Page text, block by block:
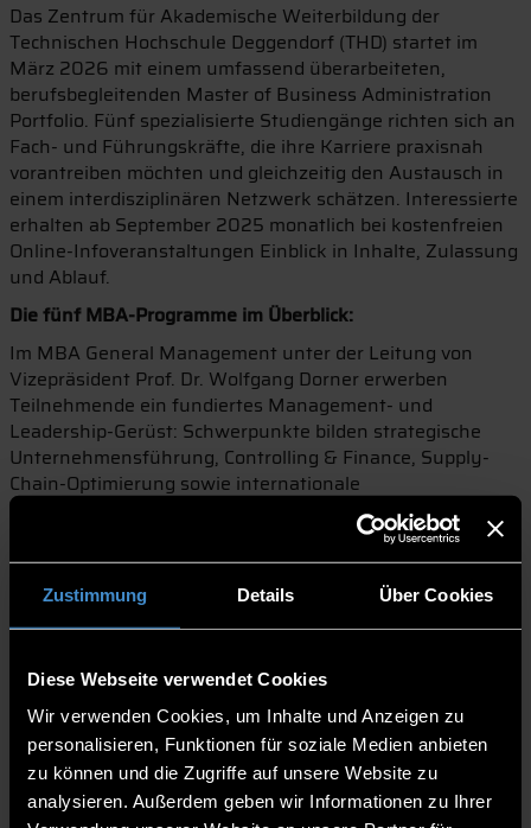
Zustimmung Details Über Cookies
Diese Webseite verwendet Cookies
Wir verwenden Cookies, um Inhalte und Anzeigen zu
personalisieren, Funktionen für soziale Medien anbieten
zu können und die Zugriffe auf unsere Website zu
analysieren. Außerdem geben wir Informationen zu Ihrer
Das Zentrum für Akademische Weiterbildung der
Technischen Hochschule Deggendorf (THD) startet im
März 2026 mit einem umfassend überarbeiteten,
berufsbegleitenden Master of Business Administration
Portfolio. Fünf spezialisierte Studiengänge richten sich an
Fach- und Führungskräfte, die ihre Karriere praxisnah
vorantreiben möchten und gleichzeitig den Austausch in
einem interdisziplinären Netzwerk schätzen. Interessierte
erhalten ab September 2025 monatlich bei kostenfreien
Online-Infoveranstaltungen Einblick in Inhalte, Zulassung
und Ablauf.
Die fünf MBA-Programme im Überblick:
Im MBA General Management unter der Leitung von
Vizepräsident Prof. Dr. Wolfgang Dorner erwerben
Teilnehmende ein fundiertes Management- und
Leadership-Gerüst: Schwerpunkte bilden strategische
Unternehmensführung, Controlling & Finance, Supply-
Chain-Optimierung sowie internationale
Geschäftsentwicklung.
Vizepräsidentin Prof. Dr. Veronika Fetzer richtet sich mit
dem MBA Corporate Entrepreneurship an Innovatorinnen
und Innovatoren in etablierten Unternehmen. Dieser MBA
liefert Corporate-Venture-Strategien, Lean-Start-up-
Innovation. Ein besonderes Highlight ist das
Innovationsmodul am BITZ Oberschneiding mit
optionalem Silicon-Valley-Programm, bei der
Studierendenteams ihre Geschäftsmodelle schärfen.
Der MBA Project & Innovation Management unter Dekan
Prof. Dr. Oliver Neumann bereitet Fach- und